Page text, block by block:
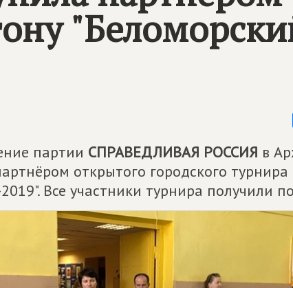
партии СПРАВЕДЛИВАЯ РОССИЯ в
открытого городского
Все участники турнира получили